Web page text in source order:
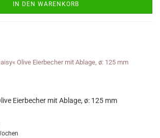
IN DEN WARENKORB
Eierbecher mit Ablage, ø: 125 mm